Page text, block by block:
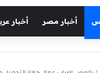
أخبار مصر أخبار